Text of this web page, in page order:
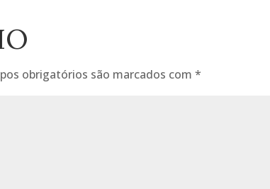
obrigatórios são marcados com*